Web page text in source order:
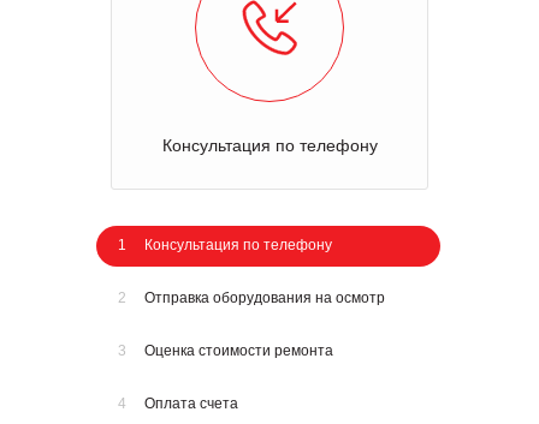
Консультация по телефону
1 Консультация по телефону
2 Отправка оборудования на осмотр
3 Оценка стоимости ремонта
4 Оплата счета